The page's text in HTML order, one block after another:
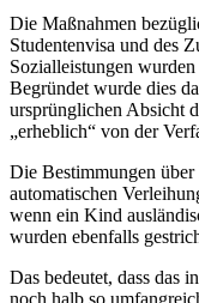
Die Maßnahmen
Studentenvisa und des
Sozialleistungen
Begründet wurde dies
ursprünglichen Absicht
„erheblich“ von der
Die Bestimmungen
automatischen
wenn ein Kind
wurden ebenfalls
Das bedeutet, dass das